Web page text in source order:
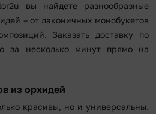
вы найдете разнообразные
– от лаконичных монобукетов
Заказать доставку по
за несколько минут прямо на
из орхидей
красивы, но и универсальны.